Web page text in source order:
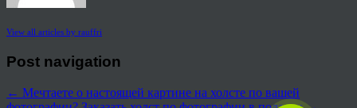
View all articles by rauffri
Post navigation
← Мечтаете о настоящей картине на холсте по вашей